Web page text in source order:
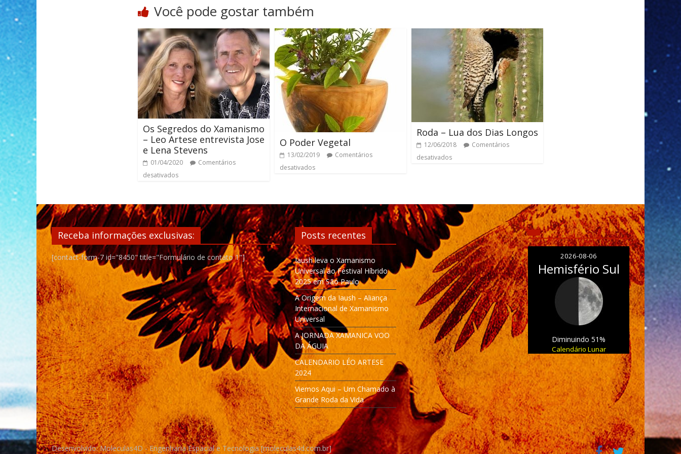
Você pode gostar também
Os Segredos do Xamanismo
– Leo Artese entrevista Jose
e Lena Stevens
01/04/2020
Comentários
desativados
O Poder Vegetal
13/02/2019
Comentários
desativados
Roda – Lua dos Dias Longos
12/06/2018
Comentários
desativados
Receba informações exclusivas:
[contact-form-7 id="8450" title="Formulário de contato 1"]
Posts recentes
Iaush leva o Xamanismo
Universal ao Festival Híbrido
2025 em São Paulo
A Origem da Iaush – Aliança
Internacional de Xamanismo
Universal
A JORNADA XAMANICA VOO
DA ÁGUIA
CALENDARIO LÉO ARTESE
2024
Viemos Aqui – Um Chamado à
Grande Roda da Vida
2026-08-06
Hemisfério Sul
Diminuindo 51%
Calendário Lunar
Desenvolvido: Moleculas4D - Engenharia Espacial e Tecnologia [moleculas4d.com.br]